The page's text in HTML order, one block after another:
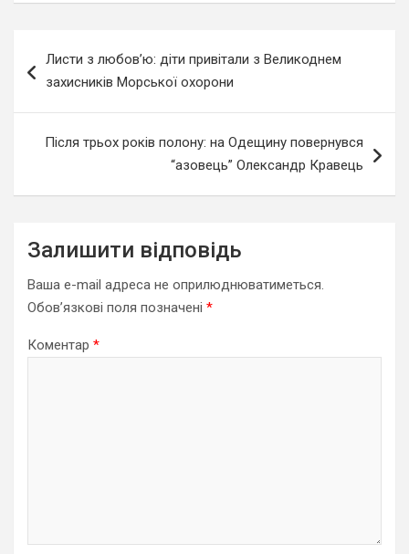
записів
Листи з любов’ю: діти привітали з Великоднем
захисників Морської охорони
Після трьох років полону: на Одещину повернувся
“азовець” Олександр Кравець
Залишити відповідь
Ваша e-mail адреса не оприлюднюватиметься.
Обов’язкові поля позначені *
Коментар *